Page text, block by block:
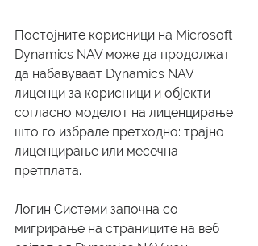
Постојните корисници на Microsoft
Dynamics NAV може да продолжат
да набавуваат Dynamics NAV
лиценци за корисници и објекти
согласно моделот на лиценцирање
што го избрале претходно: трајно
лиценцирање или месечна
претплата.
Логин Системи започна со
мигрирање на страниците на веб